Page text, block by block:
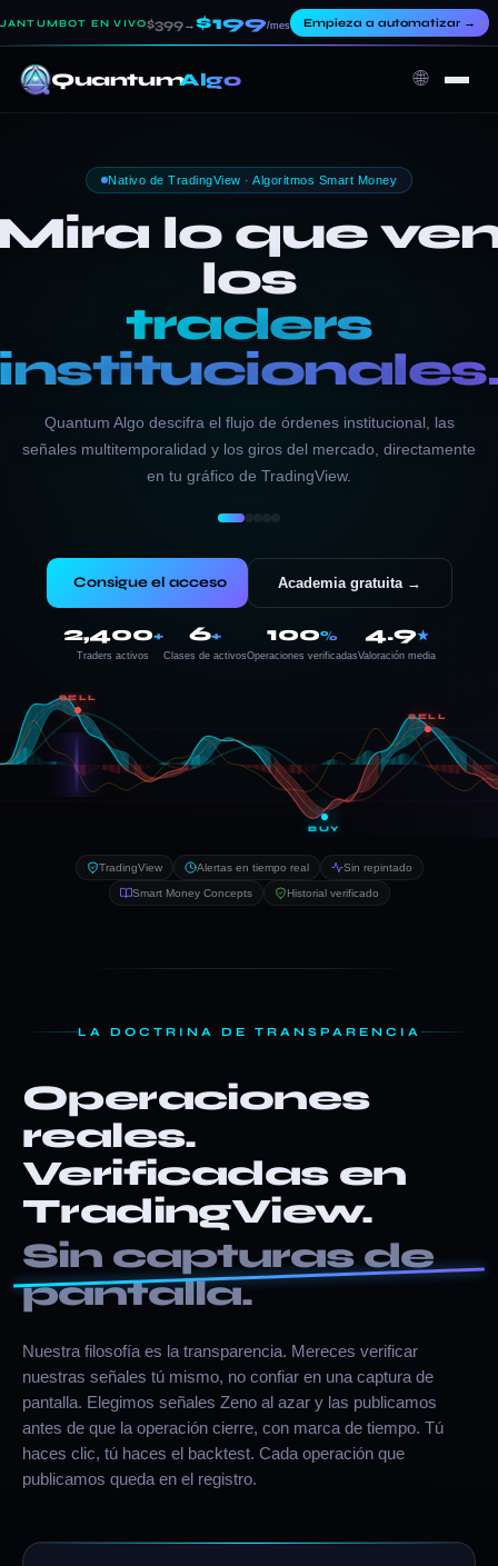
EN VIVO$399→$199/mes Empieza a automatizar → ×
QuantumAlgo 🌐
SELL
BUY
SELL
Nativo de TradingView · Algoritmos Smart Money
lo que
los
traders
Quantum Algo descifra el flujo de órdenes institucional, las
señales multitemporalidad y los giros del mercado, directamente
en tu gráfico de TradingView.
Consigue el acceso Academia gratuita →
2,400+
Traders activos
6+
Clases de activos
100%
Operaciones verificadas
4.9★
Valoración media
TradingView Alertas en tiempo real Sin repintado
Smart Money Concepts Historial verificado
LA DOCTRINA DE TRANSPARENCIA
Operaciones
reales.
Verificadas en
TradingView.
Sin capturas de
pantalla.
Nuestra filosofía es la transparencia. Mereces verificar
nuestras señales tú mismo, no confiar en una captura de
pantalla. Elegimos señales Zeno al azar y las publicamos
antes de que la operación cierre, con marca de tiempo. Tú
haces clic, tú haces el backtest. Cada operación que
publicamos queda en el registro.